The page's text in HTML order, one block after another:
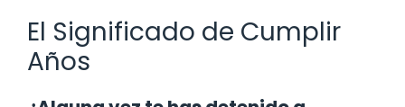
El Significado de Cumplir
Años